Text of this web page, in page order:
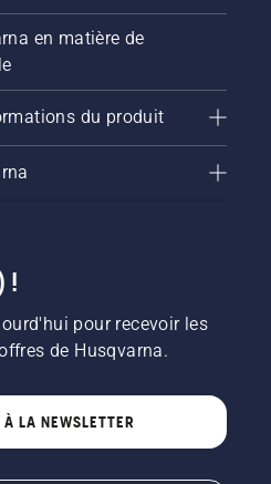
en matière de
du produit
!
pour recevoir les
de Husqvarna.
LA NEWSLETTER